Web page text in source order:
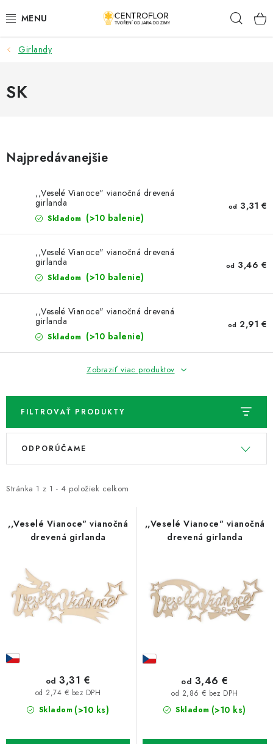
na
SEZÓNNÁ TVORBA
DŘEVENÉ VÝROBKY
KVETY A LISTY
NOVINKY
TIPY NA TVORENIE
Dopravné Kontaktujte nás
O nás - kto sme?
Ako získať lepšie ceny?
Moja objednávka
Girlandy
SK
Najpredávanejšie
,,Veselé Vianoce" vianočná drevená
girlanda
Skladom (>10 balenie)
od 3,31 €
,,Veselé Vianoce" vianočná drevená
girlanda
Skladom (>10 balenie)
od 3,46 €
,,Veselé Vianoce" vianočná drevená
girlanda
Skladom (>10 balenie)
od 2,91 €
Zobraziť viac produktov
FILTROVAŤ PRODUKTY
V
i
p
u
k
v
Stránka 1 z 1 - 4 položiek celkom
R
e
i
o
d
t
ODPORÚČAME
,,Veselé Vianoce" vianočná
drevená girlanda
Skladom (>10 ks)
od 2,74 € bez DPH
od 3,31 €
,,Veselé Vianoce" vianočná
drevená girlanda
Skladom (>10 ks)
od 2,86 € bez DPH
od 3,46 €